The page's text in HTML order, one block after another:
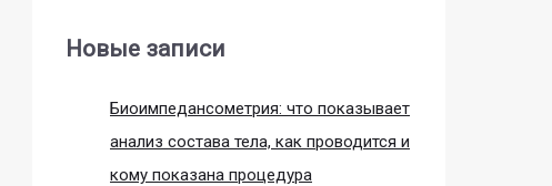
Новые записи
Биоимпедансометрия: что показывает
анализ состава тела, как проводится и
кому показана процедура